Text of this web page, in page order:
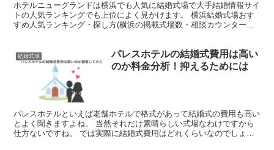
ホテルニューグランドは横浜でも人気に結婚式場で大手結婚情報サイ
トの人気ランキングでも上位によく見かけます。 横浜結婚式場おす
すめ人気ランキング・探し方(横浜の掲載式場数・相談カウンターも
結婚式場
パレスホテルの結婚式費用は高い
のか料金分析！抑えるためには
パレスホテルといえば老舗ホテルで格式があって結婚式の費用も高い
とよく聞きますよね。 当然それだけ素晴らしい式場なわけですから
仕方ないですね。 では実際に結婚式費用はどれくらいなのでしょう